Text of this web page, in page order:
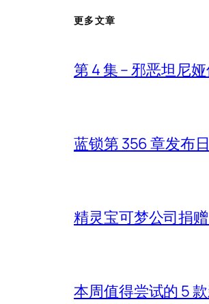
更多文章
第 4 集 – 邪恶坦尼娅
蓝锁第 356 章发布
精灵宝可梦公司捐
本周值得尝试的 5